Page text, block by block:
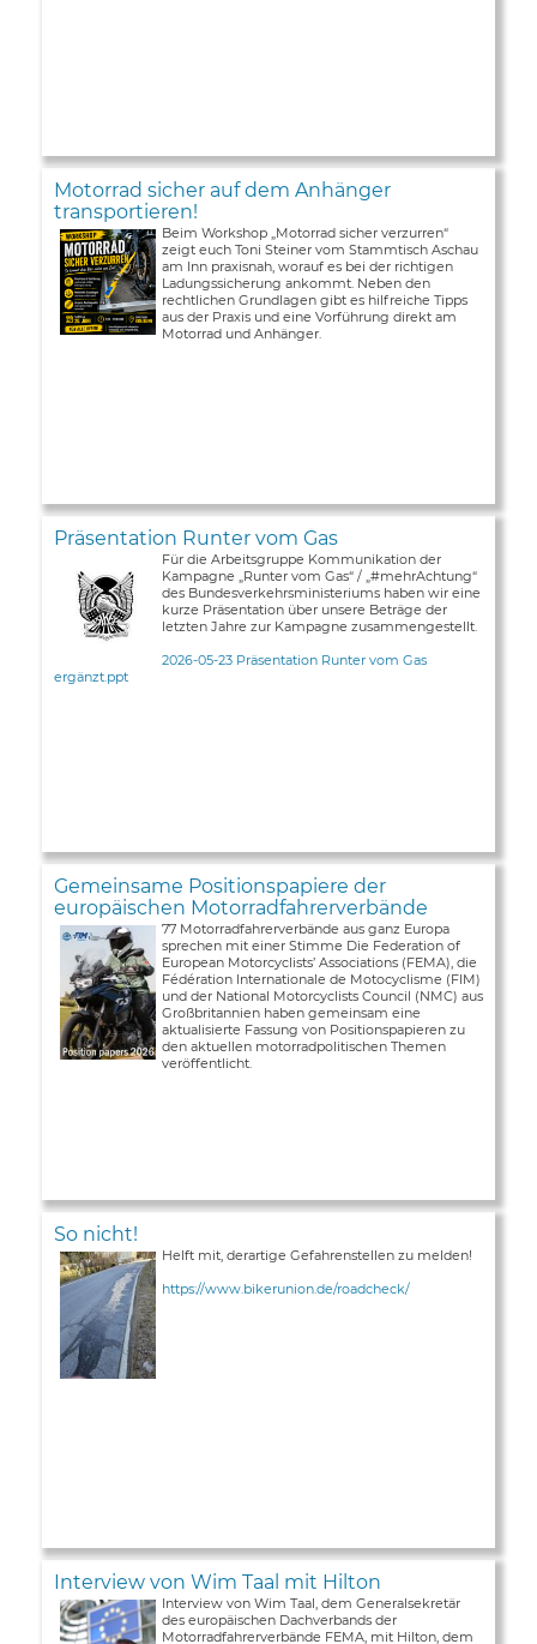
Motorrad sicher auf dem Anhänger
transportieren!
Beim Workshop „Motorrad sicher verzurren“
zeigt euch Toni Steiner vom Stammtisch Aschau
am Inn praxisnah, worauf es bei der richtigen
Ladungssicherung ankommt. Neben den
rechtlichen Grundlagen gibt es hilfreiche Tipps
aus der Praxis und eine Vorführung direkt am
Motorrad und Anhänger.
Präsentation Runter vom Gas
Für die Arbeitsgruppe Kommunikation der
Kampagne „Runter vom Gas“ / „#mehrAchtung“
des Bundesverkehrsministeriums haben wir eine
kurze Präsentation über unsere Beträge der
letzten Jahre zur Kampagne zusammengestellt.
2026-05-23 Präsentation Runter vom Gas
ergänzt.ppt
Gemeinsame Positionspapiere der
europäischen Motorradfahrerverbände
77 Motorradfahrerverbände aus ganz Europa
sprechen mit einer Stimme Die Federation of
European Motorcyclists’ Associations (FEMA), die
Fédération Internationale de Motocyclisme (FIM)
und der National Motorcyclists Council (NMC) aus
Großbritannien haben gemeinsam eine
aktualisierte Fassung von Positionspapieren zu
den aktuellen motorradpolitischen Themen
veröffentlicht.
So nicht!
Helft mit, derartige Gefahrenstellen zu melden!
https://www.bikerunion.de/roadcheck/
Interview von Wim Taal mit Hilton
Interview von Wim Taal, dem Generalsekretär
des europäischen Dachverbands der
Motorradfahrerverbände FEMA, mit Hilton, dem